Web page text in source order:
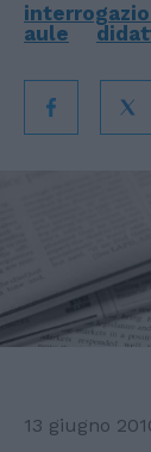
aule
13 giugno